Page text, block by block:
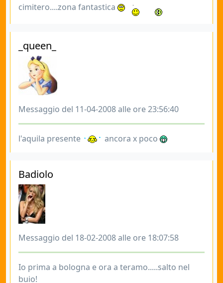
cimitero....zona fantastica
_queen_
Messaggio del 11-04-2008 alle ore 23:56:40
l'aquila presente ancora x poco
Badiolo
Messaggio del 18-02-2008 alle ore 18:07:58
Io prima a bologna e ora a teramo.....salto nel
buio!